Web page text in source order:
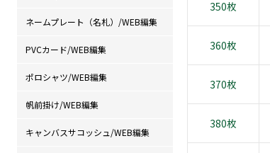
350枚
360枚
370枚
380枚
ネームプレート（名札）/WEB編集
PVCカード/WEB編集
ポロシャツ/WEB編集
帆前掛け/WEB編集
キャンバスサコッシュ/WEB編集